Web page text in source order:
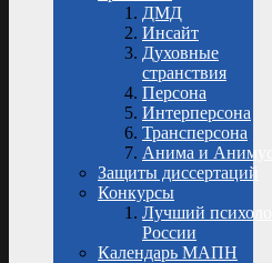
ДМД
Инсайт
Духовные
странствия
Персона
Интерперсона
Трансперсона
Анима и Анимус
Защиты диссертаций
Конкурсы
Лучший психолог
России
Календарь МАПН